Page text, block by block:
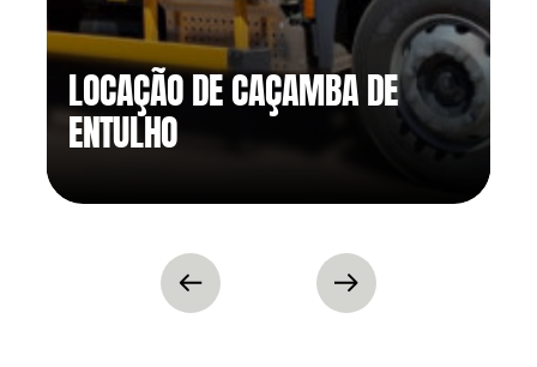
LOCAÇÃO DE CAÇAMBA DE
ENTULHO